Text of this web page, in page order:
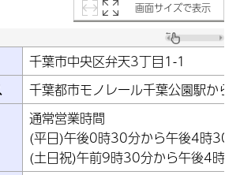
画面サイズで表示
千葉市中央区弁天3丁目1-1
千葉都市モノレール千葉公園駅から
通常営業時間
(平日)午後0時30分から午後4時30
(土日祝)午前9時30分から午後4時